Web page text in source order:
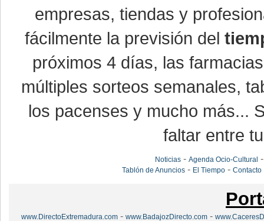
empresas, tiendas y
fácilmente la previsión del
próximos 4 días, las
múltiples sorteos semanales,
los pacenses y mucho más...
faltar entre
Noticias -Agenda Ocio-Cultural
Tablón de Anuncios - El Tiempo -Contacto
www.DirectoExtremadura.com - www.BadajozDirecto.com -